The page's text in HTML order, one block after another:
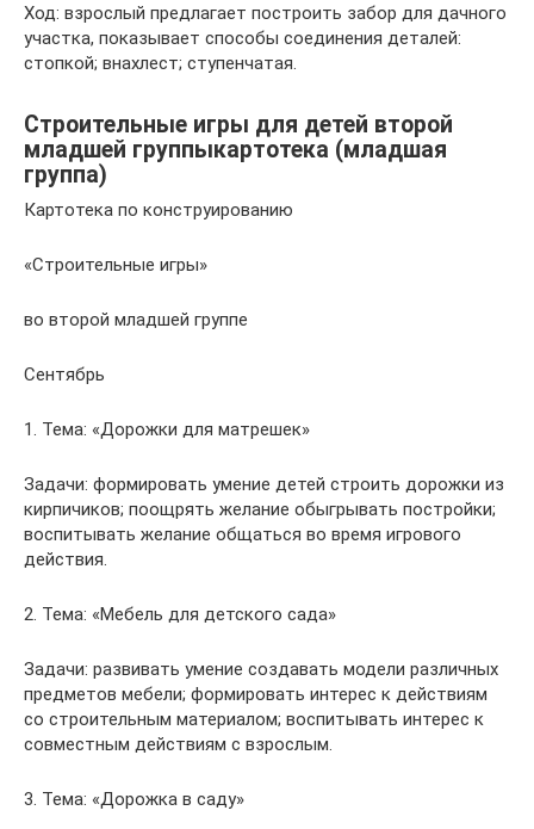
Ход: взрослый предлагает построить забор для дачного
участка, показывает способы соединения деталей:
стопкой; внахлест; ступенчатая.
Строительные игры для детей второй
младшей группыкартотека (младшая
группа)
Картотека по конструированию
«Строительные игры»
во второй младшей группе
Сентябрь
1. Тема: «Дорожки для матрешек»
Задачи: формировать умение детей строить дорожки из
кирпичиков; поощрять желание обыгрывать постройки;
воспитывать желание общаться во время игрового
действия.
2. Тема: «Мебель для детского сада»
Задачи: развивать умение создавать модели различных
предметов мебели; формировать интерес к действиям
со строительным материалом; воспитывать интерес к
совместным действиям с взрослым.
3. Тема: «Дорожка в саду»